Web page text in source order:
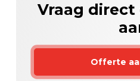
Vraag direct
Offerte